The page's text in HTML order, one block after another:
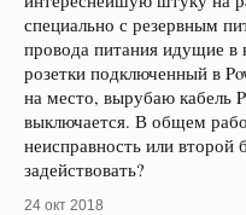
специально с резервным
провода питания идущие в
розетки подключенный в
на место, вырубаю кабель
выключается. В общем
неисправность или второй
задействовать?
24 окт 2018